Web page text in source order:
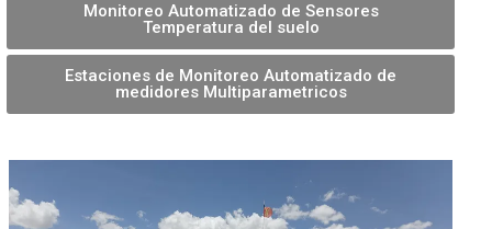
Monitoreo Automatizado de Sensores
Temperatura del suelo
Estaciones de Monitoreo Automatizado de
medidores Multiparametricos